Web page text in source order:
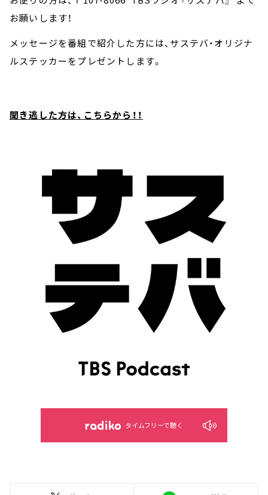
お願いします！
メッセージを番組で紹介した方には、サステバ・オリジナ
ルステッカーをプレゼントします。
聞き逃した方は、こちらから！！
タイムフリーで聴く